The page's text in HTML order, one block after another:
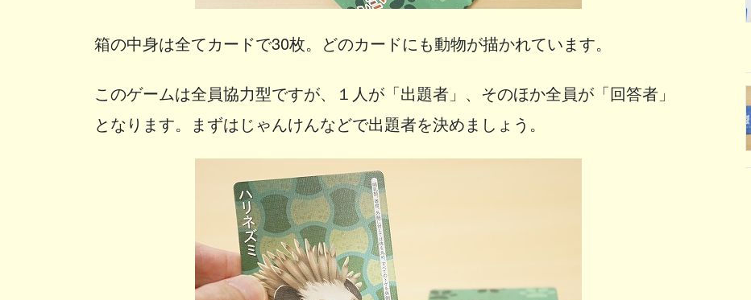
箱の中身は全てカードで30枚。どのカードにも動物が描かれています。
このゲームは全員協力型ですが、１人が「出題者」、そのほか全員が「回答者」
となります。まずはじゃんけんなどで出題者を決めましょう。